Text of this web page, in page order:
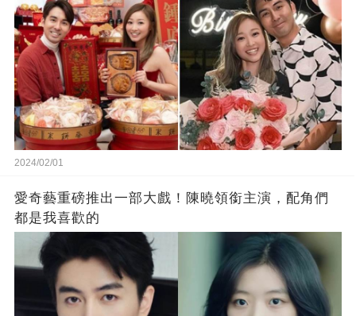
2024/02/01
愛奇藝重磅推出一部大戲！陳曉領銜主演，配角們
都是我喜歡的